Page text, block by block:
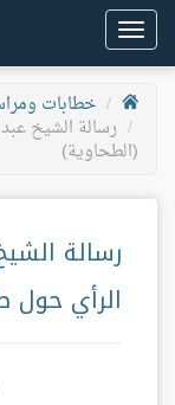
Toggle
navigation
خطابات
رسالة الشيخ
(الطحاوية)
رسالة
الرأي حول